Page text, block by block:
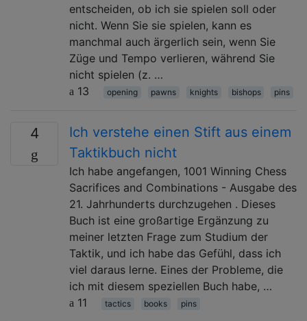
entscheiden, ob ich sie spielen soll oder
nicht. Wenn Sie sie spielen, kann es
manchmal auch ärgerlich sein, wenn Sie
Züge und Tempo verlieren, während Sie
nicht spielen (z. …
13
opening pawns knights bishops pins
4
Ich verstehe einen Stift aus einem
Taktikbuch nicht
Ich habe angefangen, 1001 Winning Chess
Sacrifices and Combinations - Ausgabe des
21. Jahrhunderts durchzugehen . Dieses
Buch ist eine großartige Ergänzung zu
meiner letzten Frage zum Studium der
Taktik, und ich habe das Gefühl, dass ich
viel daraus lerne. Eines der Probleme, die
ich mit diesem speziellen Buch habe, …
11
tactics books pins